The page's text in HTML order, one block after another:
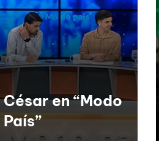
César en “Modo
País”